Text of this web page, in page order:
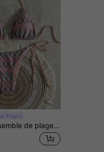
Vcay
Swim Vcay Ensemble de plage 2 pièces pour femmes, Top à col ras-du-cou texturé et bas avec nœud latéral, ensemble de bikini